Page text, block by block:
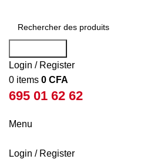
Login / Register
0 items 0 CFA
695 01 62 62
Menu
Login / Register